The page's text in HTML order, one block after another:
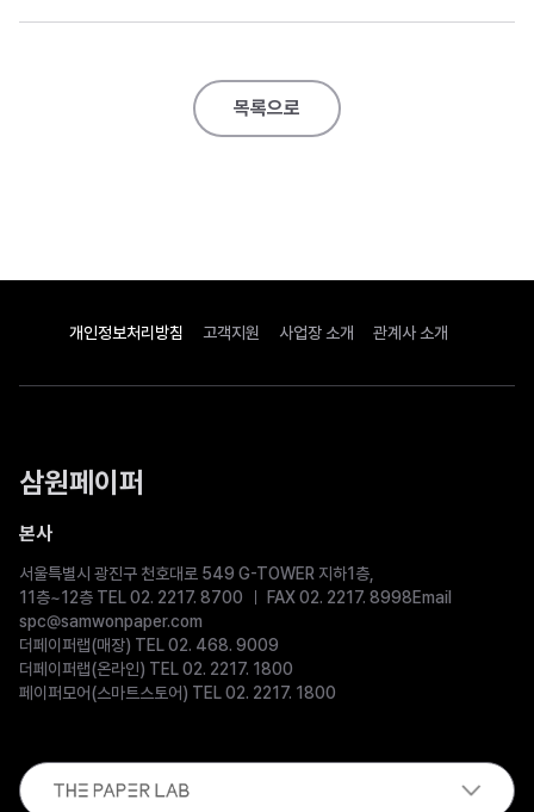
목록으로
개인정보처리방침 고객지원 사업장 소개 관계사 소개
삼원페이퍼
본사
서울특별시 광진구 천호대로 549 G-TOWER 지하1층,
11층~12층 TEL 02. 2217. 8700
FAX 02. 2217. 8998Email
spc@samwonpaper.com
더페이퍼랩(매장) TEL 02. 468. 9009
더페이퍼랩(온라인) TEL 02. 2217. 1800
페이퍼모어(스마트스토어) TEL 02. 2217. 1800